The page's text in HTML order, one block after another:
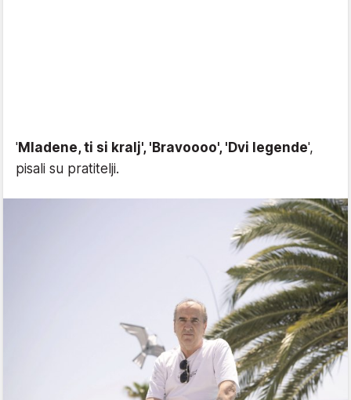
'Mladene, ti si kralj', 'Bravoooo', 'Dvi legende',
pisali su pratitelji.